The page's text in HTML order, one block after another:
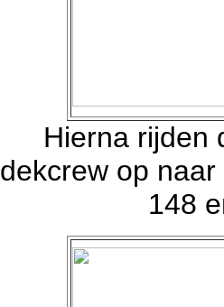
Hierna rijden
dekcrew op naar
148